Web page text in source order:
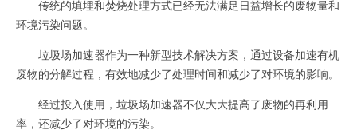
传统的填埋和焚烧处理方式已经无法满足日益增长的废物量和
环境污染问题。
垃圾场加速器作为一种新型技术解决方案，通过设备加速有机
废物的分解过程，有效地减少了处理时间和减少了对环境的影响。
经过投入使用，垃圾场加速器不仅大大提高了废物的再利用
率，还减少了对环境的污染。